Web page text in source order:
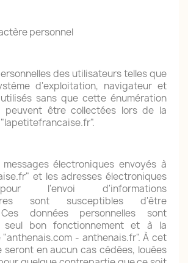
personnel
des utilisateurs telles que
d'exploitation, navigateur et
sans que cette énumération
peuvent être collectées lors de la
électroniques envoyés à
et les adresses électroniques
l'envoi d'informations
sont susceptibles d'être
données personnelles sont
seul bon fonctionnement et à la
- anthenais.fr". À cet
seront en aucun cas cédées, louées